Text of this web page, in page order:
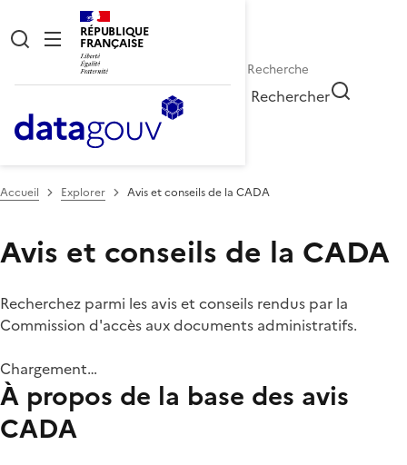
RÉPUBLIQUE
FRANÇAISE
Rechercher
Accueil Explorer Avis et conseils de la CADA
Avis et conseils de la CADA
Recherchez parmi les avis et conseils rendus par la
Commission d'accès aux documents administratifs.
Chargement…
À propos de la base des avis
CADA